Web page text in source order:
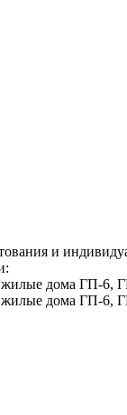
и
жилые дома ГП-
жилые дома ГП-